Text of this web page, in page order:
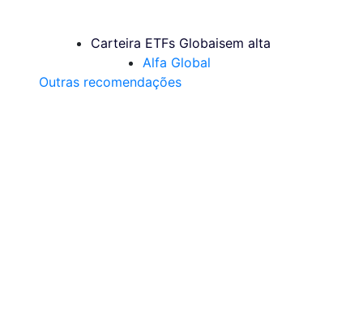
Carteira ETFs Globaisem alta
Alfa Global
Outras recomendações